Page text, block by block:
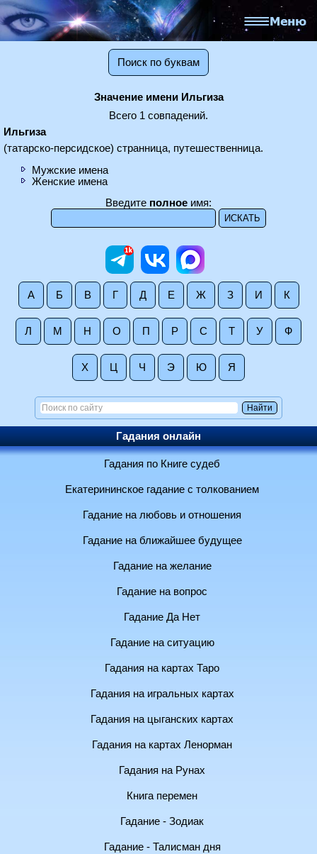
Поиск по буквам
Значение имени Ильгиза
Всего 1 совпадений.
Ильгиза
(татарско-персидское) странница, путешественница.
Мужские имена
Женские имена
Введите полное имя:
А Б В Г Д Е Ж З И К
Л М Н О П Р С Т У Ф
Х Ц Ч Э Ю Я
Гадания онлайн
Гадания по Книге судеб
Екатерининское гадание с толкованием
Гадание на любовь и отношения
Гадание на ближайшее будущее
Гадание на желание
Гадание на вопрос
Гадание Да Нет
Гадание на ситуацию
Гадания на картах Таро
Гадания на игральных картах
Гадания на цыганских картах
Гадания на картах Ленорман
Гадания на Рунах
Книга перемен
Гадание - Зодиак
Гадание - Талисман дня